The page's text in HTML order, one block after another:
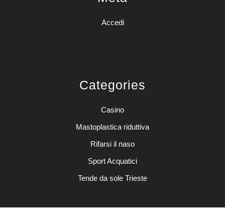
Accedi
Categories
Casino
Mastoplastica riduttiva
Rifarsi il naso
Sport Acquatici
Tende da sole Trieste